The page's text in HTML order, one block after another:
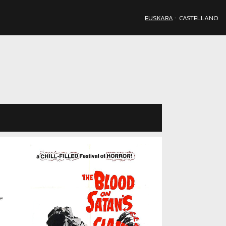
EUSKARA · CASTELLANO